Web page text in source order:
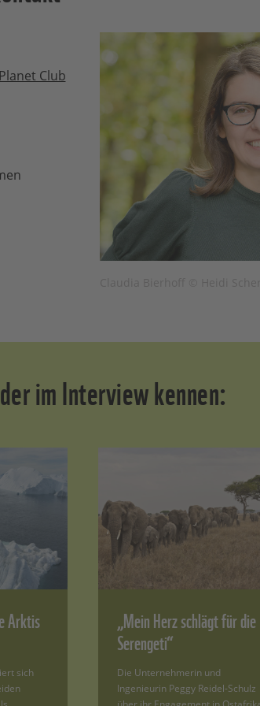
Club
im Interview kennen:
Arktis
sich
„Mein Herz schlägt für die
Serengeti“
Die Unternehmerin und
Ingenieurin Peggy Reidel-Schulz